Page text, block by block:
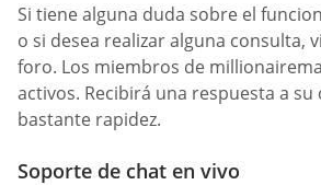
Si tiene alguna duda sobre el
o si desea realizar alguna consulta,
foro. Los miembros de
activos. Recibirá una respuesta a su
bastante rapidez.
Soporte de chat en vivo